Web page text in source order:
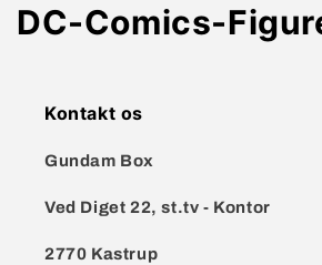
K
DC-Comics-
Kontakt os
Gundam Box
Ved Diget 22, st.tv - Kontor
2770 Kastrup